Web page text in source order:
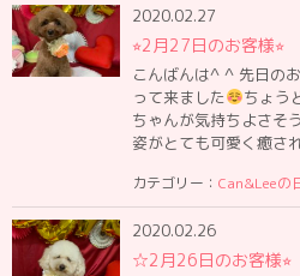
2020.02.27
⭐︎2月27日のお客様⭐︎
こんばんは^ ^ 先日の
って来ました
ちょう
ちゃんが気持ちよさそ
姿がとても可愛く癒さ
カテゴリー： Can&Leeの
2020.02.26
☆2月26日のお客様⭐︎